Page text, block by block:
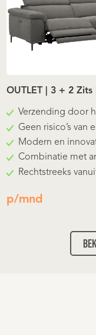
OUTLET | 3 + 2 Zits
Verzending door
Geen risico’s van
Modern en
Combinatie met
Rechtstreeks
p/mnd